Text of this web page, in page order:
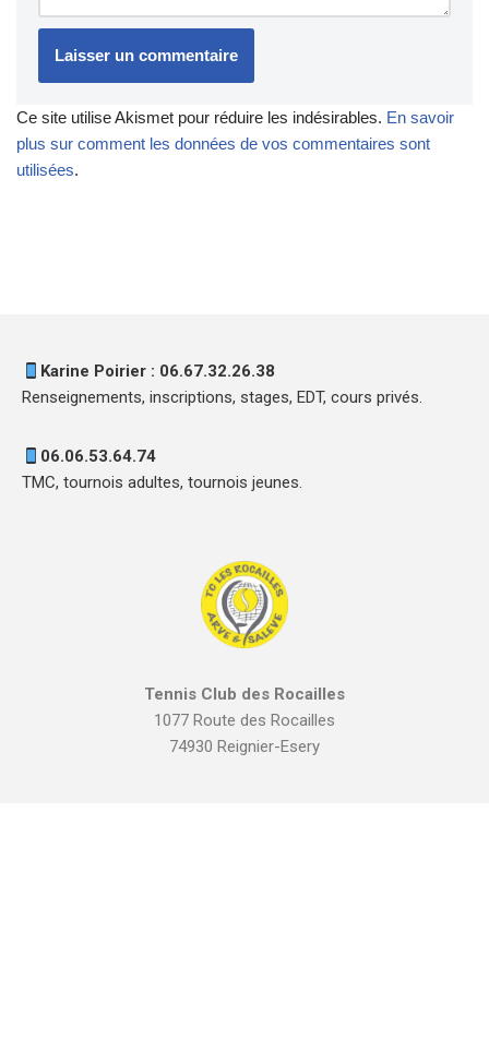
Ce site utilise Akismet pour réduire les indésirables. En savoir
plus sur comment les données de vos commentaires sont
utilisées.
Karine Poirier : 06.67.32.26.38
Renseignements, inscriptions, stages, EDT, cours privés.
06.06.53.64.74
TMC, tournois adultes, tournois jeunes.
Tennis Club des Rocailles
1077 Route des Rocailles
74930 Reignier-Esery